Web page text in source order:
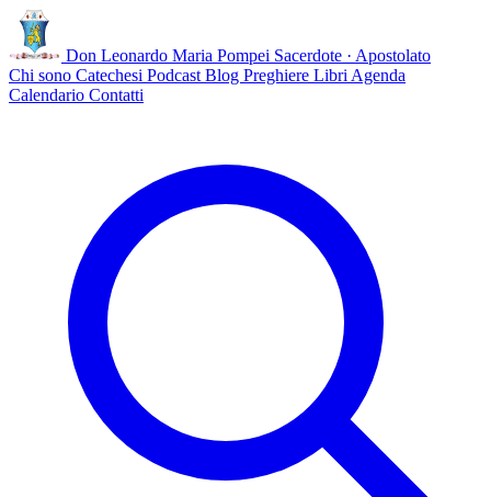
Don Leonardo Maria Pompei Sacerdote · Apostolato
Chi sono Catechesi Podcast Blog Preghiere Libri Agenda
Calendario Contatti